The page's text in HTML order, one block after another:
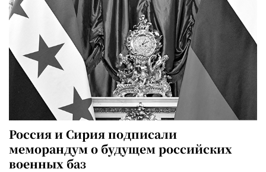
Россия и Сирия подписали
меморандум о будущем российских
военных баз